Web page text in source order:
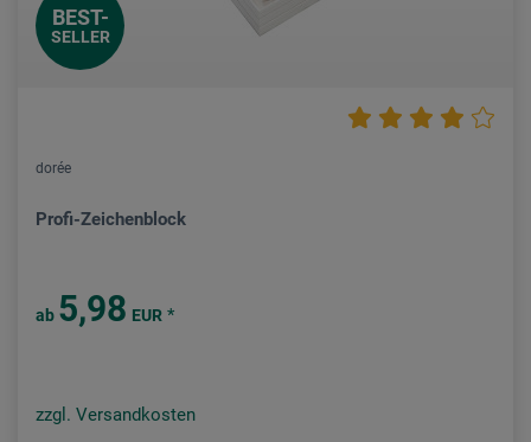
BEST-
SELLER
dorée
Profi-Zeichenblock
ab 5,98 EUR *
zzgl. Versandkosten